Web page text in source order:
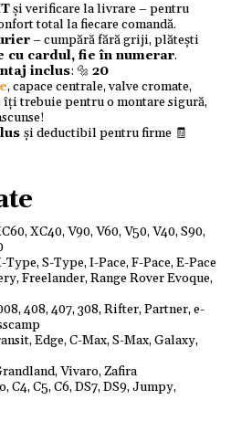
și verificare la livrare – pentru
total la fiecare comandă.
– cumpără fără griji, plătești
cu cardul, fie în numerar.
inclus: 🔩 20
, capace centrale, valve cromate,
trebuie pentru o montare sigură,
și deductibil pentru firme 🧾
XC40, V90, V60, V50, V40, S90,
Type, S-Type, I-Pace, F-Pace, E-Pace
Freelander, Range Rover Evoque,
408, 407, 308, Rifter, Partner, e-
Edge, C-Max, S-Max, Galaxy,
Vivaro, Zafira
C4, C5, C6, DS7, DS9, Jumpy,